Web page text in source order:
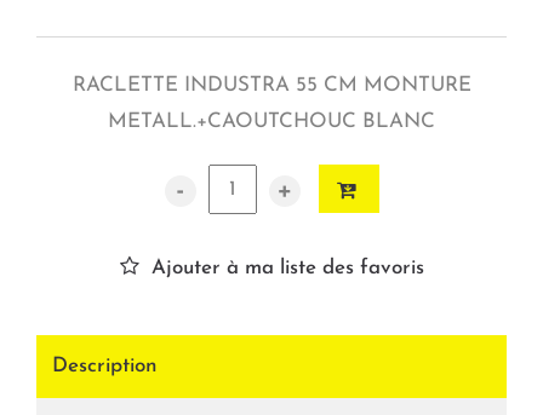
RACLETTE INDUSTRA 55 CM MONTURE
METALL.+CAOUTCHOUC BLANC
- +
Ajouter à ma liste des favoris
Description